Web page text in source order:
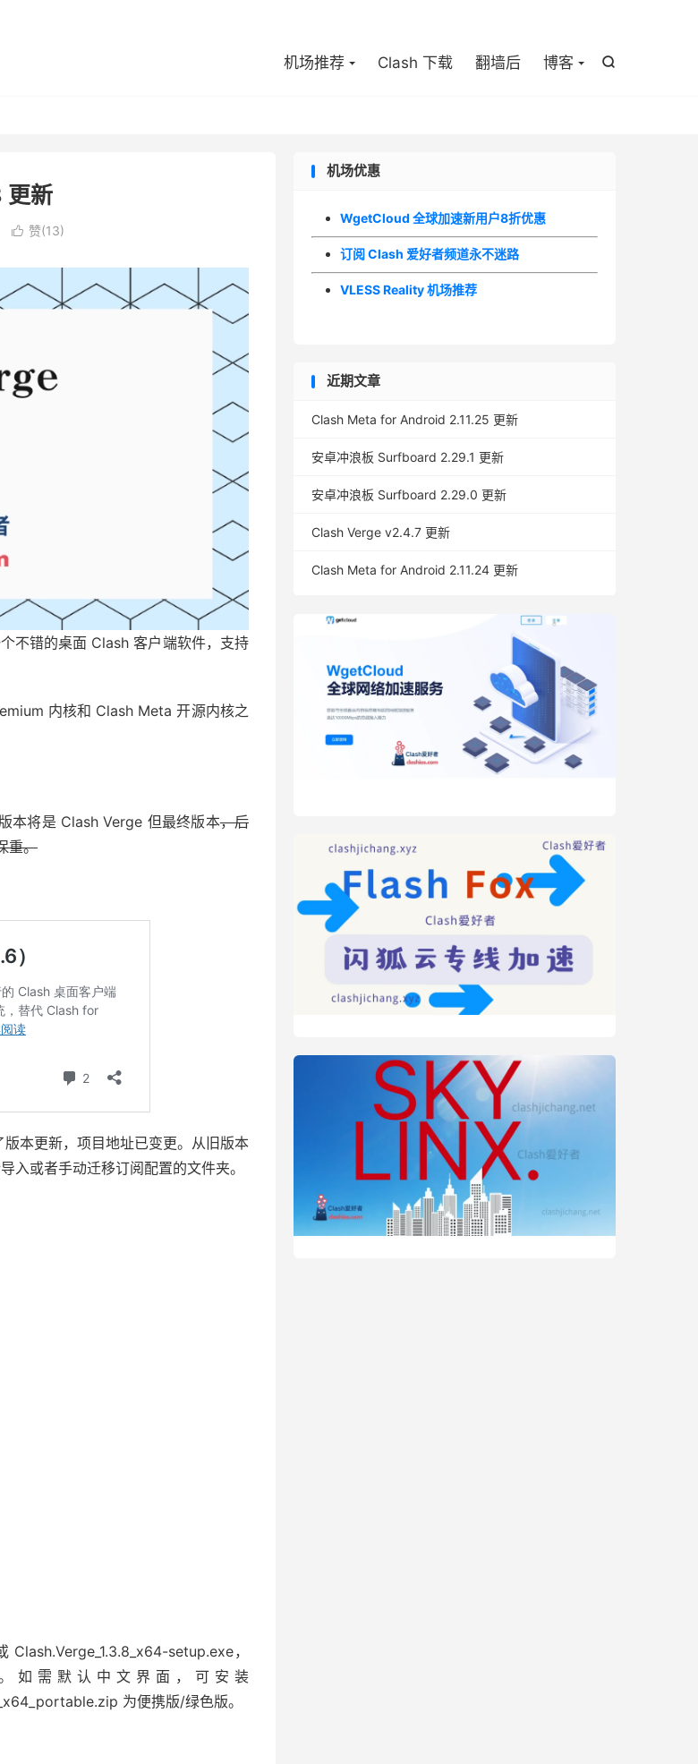

机场推荐 Clash 下载 翻墙后 博客
更新
 赞(13)
不错的桌面 Clash 客户端软件，支持
内核和 Clash Meta 开源内核之
本将是 Clash Verge 但最终版本，后
重。
本更新，项目地址已变更。从旧版本
入或者手动迁移订阅配置的文件夹。
Clash.Verge_1.3.8_x64-setup.exe，
如需默认中文界面，可安装
为便携版/绿色版。
机场优惠
WgetCloud 全球加速新用户8折优惠
订阅 Clash 爱好者频道永不迷路
VLESS Reality 机场推荐
近期文章
Clash Meta for Android 2.11.25 更新
安卓冲浪板 Surfboard 2.29.1 更新
安卓冲浪板 Surfboard 2.29.0 更新
Clash Verge v2.4.7 更新
Clash Meta for Android 2.11.24 更新